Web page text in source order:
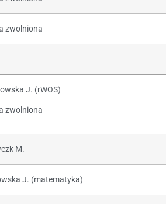
zwolniona
J. (rWOS)
zwolniona
M.
J. (matematyka)